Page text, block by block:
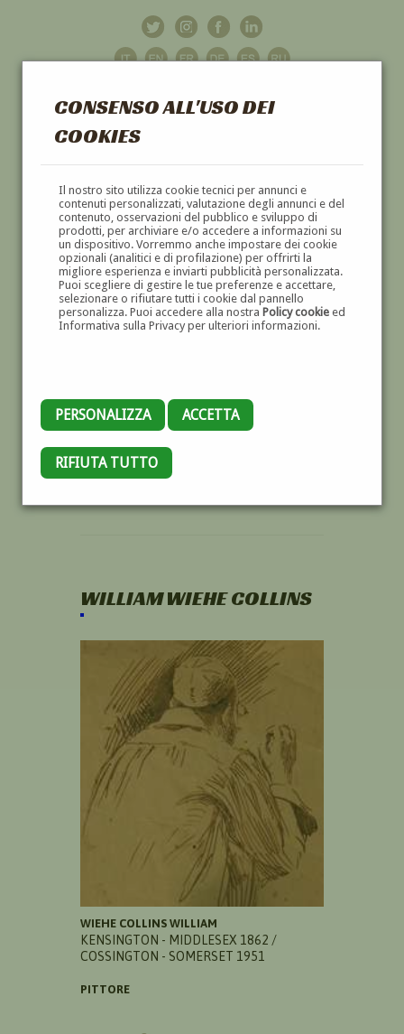
CONSENSO ALL'USO DEI
COOKIES
Il nostro sito utilizza cookie tecnici per annunci e
contenuti personalizzati, valutazione degli annunci e del
contenuto, osservazioni del pubblico e sviluppo di
prodotti, per archiviare e/o accedere a informazioni su
un dispositivo. Vorremmo anche impostare dei cookie
opzionali (analitici e di profilazione) per offrirti la
migliore esperienza e inviarti pubblicità personalizzata.
Puoi scegliere di gestire le tue preferenze e accettare,
selezionare o rifiutare tutti i cookie dal pannello
personalizza. Puoi accedere alla nostra Policy cookieed
Informativa sulla Privacy per ulteriori informazioni.
PERSONALIZZA ACCETTA
RIFIUTA TUTTO
GALLERIAD'ARTE
DIPINTI E SCULTURE '800 E '900
WILLIAM WIEHE COLLINS
WIEHE COLLINS WILLIAM
KENSINGTON - MIDDLESEX 1862 /
COSSINGTON - SOMERSET 1951
PITTORE